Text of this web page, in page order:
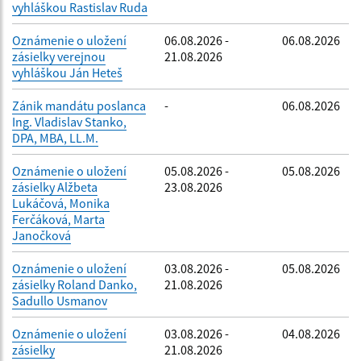
vyhláškou Rastislav Ruda
Oznámenie o uložení
zásielky verejnou
vyhláškou Ján Heteš
06.08.2026 -
21.08.2026
06.08.2026
Zánik mandátu poslanca
Ing. Vladislav Stanko,
DPA, MBA, LL.M.
- 06.08.2026
Oznámenie o uložení
zásielky Alžbeta
Lukáčová, Monika
Ferčáková, Marta
Janočková
05.08.2026 -
23.08.2026
05.08.2026
Oznámenie o uložení
zásielky Roland Danko,
Sadullo Usmanov
03.08.2026 -
21.08.2026
05.08.2026
Oznámenie o uložení
zásielky
03.08.2026 -
21.08.2026
04.08.2026